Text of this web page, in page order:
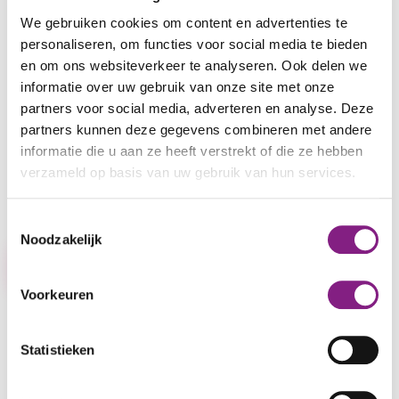
We gebruiken cookies om content en advertenties te
personaliseren, om functies voor social media te bieden
en om ons websiteverkeer te analyseren. Ook delen we
informatie over uw gebruik van onze site met onze
partners voor social media, adverteren en analyse. Deze
partners kunnen deze gegevens combineren met andere
informatie die u aan ze heeft verstrekt of die ze hebben
verzameld op basis van uw gebruik van hun services.
Noodzakelijk
Voorkeuren
Statistieken
Tom on Tour: voor jonge mensen
(40 – 65) met een vorm van
dementie
Ga elke woensdag mee met TOM on Tour, samen
met andere jonge mensen (40 - 65 jaar) met een
vorm van dementie! Samen bezoeken we musea of